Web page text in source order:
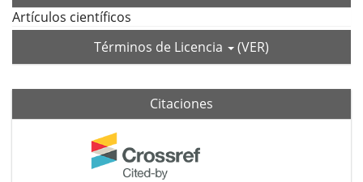
Artículos científicos
Términos de Licencia
(VER)
Citaciones